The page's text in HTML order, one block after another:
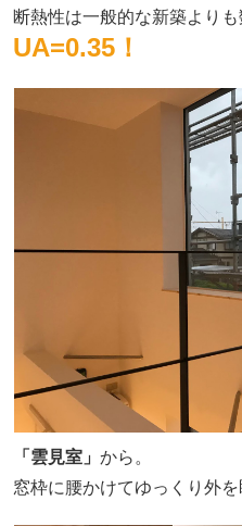
断熱性は一般的な新築より
UA=0.35！
「雲見室」 から。
窓枠に腰かけてゆっくり外を